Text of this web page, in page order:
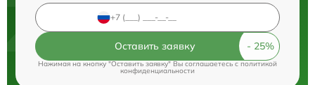
Оставить заявку
Нажимая на кнопку "Оставить заявку" Вы соглашаетесь cполитикой
конфиденциальности